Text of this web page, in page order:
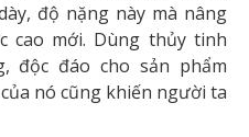
độ nặng này mà nâng
cao mới. Dùng thủy tinh
độc đáo cho sản phẩm
nó cũng khiến người ta